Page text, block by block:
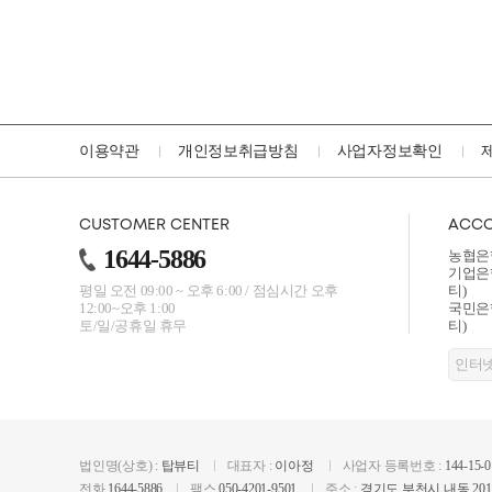
이용약관 개인정보취급방침 사업자정보확인
CUSTOMER CENTER
1644-5886
평일 오전 09:00 ~ 오후 6:00 / 점심시간 오후
12:00~오후 1:00
토/일/공휴일 휴무
농협
기업
티)
국민
티)
법인명(상호) : 탑뷰티 대표자 : 이아정 사업자 등록번호 : 144-15-
전화 1644-5886 팩스050-4201-9501 주소 : 경기도 부천시 내동